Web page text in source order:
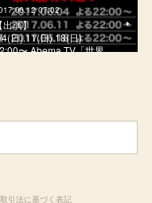
07:02
出演】
日).11(日).18(日)
〜 Abema TV「世界…
引法に基づく表記